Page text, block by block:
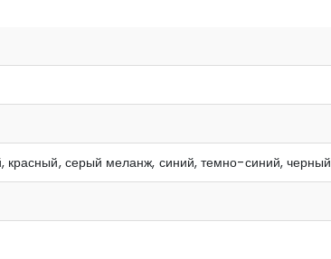
красный, серый меланж, синий, темно-синий, черный